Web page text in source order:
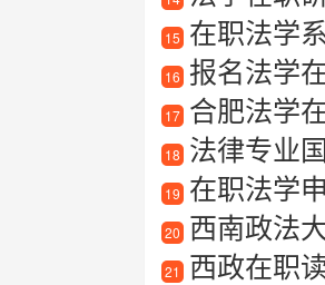
15 在职法学
16 报名法学在
17 合肥法学
18 法律专业
19 在职法学
20 西南政法
21
西政在职